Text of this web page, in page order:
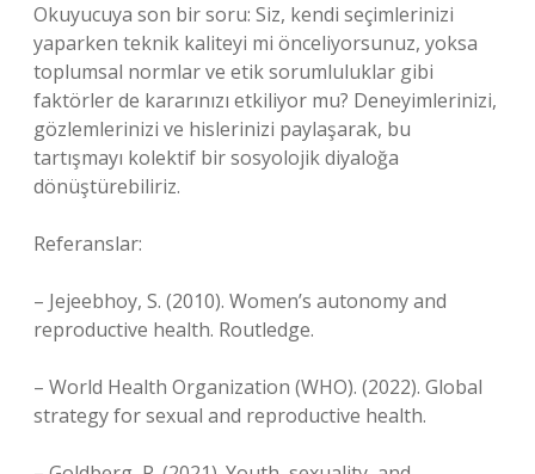
Okuyucuya son bir soru: Siz, kendi seçimlerinizi
yaparken teknik kaliteyi mi önceliyorsunuz, yoksa
toplumsal normlar ve etik sorumluluklar gibi
faktörler de kararınızı etkiliyor mu? Deneyimlerinizi,
gözlemlerinizi ve hislerinizi paylaşarak, bu
tartışmayı kolektif bir sosyolojik diyaloğa
dönüştürebiliriz.
Referanslar:
– Jejeebhoy, S. (2010). Women’s autonomy and
reproductive health. Routledge.
– World Health Organization (WHO). (2022). Global
strategy for sexual and reproductive health.